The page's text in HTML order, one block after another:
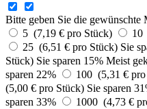
Bitte geben Sie die gewünschte
5 (7,19 € pro Stück)
10
25 (6,51 € pro Stück) Sie
Stück) Sie sparen 15% Meist
sparen 22%
100 (5,31 €
(5,00 € pro Stück) Sie sparen
sparen 33%
1000 (4,73 €